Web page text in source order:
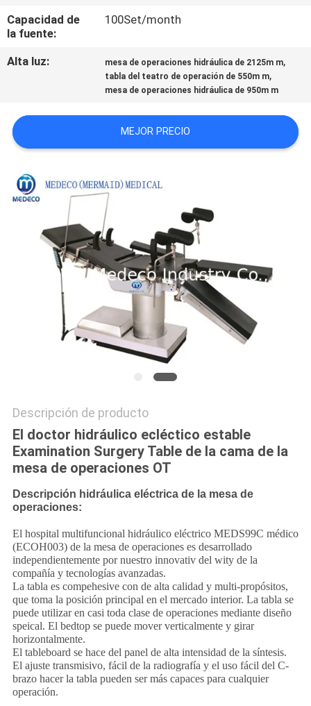
NOTICIAS
CASOS
DEL
SITIO
PRIVACY
Capacidad de
la fuente:
100Set/month
Alta luz: mesa de operaciones hidráulica de 2125m m,
tabla del teatro de operación de 550m m,
mesa de operaciones hidráulica de 950m m
MEJOR PRECIO
Descripción de producto
El doctor hidráulico ecléctico estable
Examination Surgery Table de la cama de la
mesa de operaciones OT
Descripción hidráulica eléctrica de la mesa de
operaciones:
El hospital multifuncional hidráulico eléctrico MEDS99C médico
(ECOH003) de la mesa de operaciones es desarrollado
independientemente por nuestro innovativ del wity de la
compañía y tecnologías avanzadas.
La tabla es compehesive con de alta calidad y multi-propósitos,
que toma la posición principal en el mercado interior. La tabla se
puede utilizar en casi toda clase de operaciones mediante diseño
speical. El bedtop se puede mover verticalmente y girar
horizontalmente.
El tableboard se hace del panel de alta intensidad de la síntesis.
El ajuste transmisivo, fácil de la radiografía y el uso fácil del C-
brazo hacer la tabla pueden ser más capaces para cualquier
operación.